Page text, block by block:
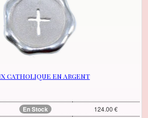
catholique en argent
En Stock
124.00 €